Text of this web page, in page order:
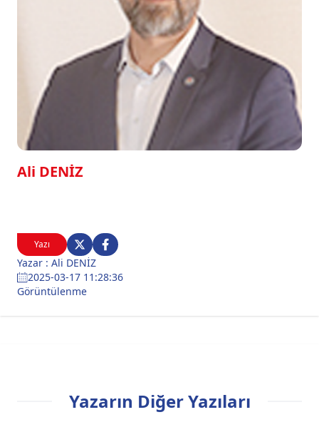
Yazı
Yazar : Ali DENİZ
2025-03-17 11:28:36
Görüntülenme
Ali DENİZ
Yazarın Diğer Yazıları